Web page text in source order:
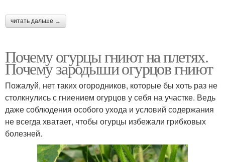
читать дальше →
Почему огурцы гниют на плетях.
Почему зародыши огурцов гниют
Пожалуй, нет таких огородников, которые бы хоть раз не
столкнулись с гниением огурцов у себя на участке. Ведь
даже соблюдения особого ухода и условий содержания
не всегда хватает, чтобы огурцы избежали грибковых
болезней.